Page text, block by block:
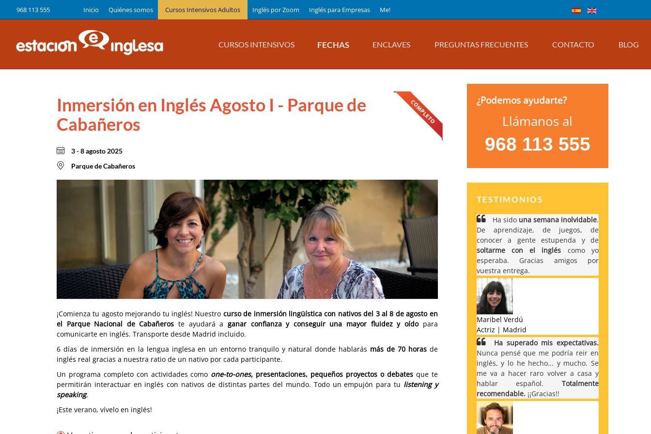
968 113 555 Inicio Quiénes somos Cursos Intensivos Adultos Inglés por Zoom Inglés para Empresas Me!
CURSOS INTENSIVOS FECHAS ENCLAVES PREGUNTAS FRECUENTES CONTACTO BLOG
Inmersión en Inglés Agosto I - Parque de
Cabañeros
3 - 8 agosto 2025
Parque de Cabañeros
¡Comienza tu agosto mejorando tu inglés! Nuestro curso de inmersión lingüística con nativos del 3 al 8 de agosto en
el Parque Nacional de Cabañeroste ayudará a ganar confianza y conseguir una mayor fluidez y oídopara
comunicarte en inglés. Transporte desde Madrid incluido.
6 días de inmersión en la lengua inglesa en un entorno tranquilo y natural donde hablarás más de 70 horasde
inglés real gracias a nuestra ratio de un nativo por cada participante.
Un programa completo con actividades como one-to-ones, presentaciones, pequeños proyectos o debates que te
permitirán interactuar en inglés con nativos de distintas partes del mundo. Todo un empujón para tu listening y
speaking.
¡Este verano, vívelo en inglés!
¿Podemos ayudarte?
Llámanos al
968 113 555
TESTIMONIOS
Ha sido una semana inolvidable.
De aprendizaje, de juegos, de
conocer a gente estupenda y de
soltarme con el inglés como yo
esperaba. Gracias amigos por
vuestra entrega.
Maribel Verdú
Actriz | Madrid
Ha superado mis expectativas.
Nunca pensé que me podría reir en
inglés, y lo he hecho... y mucho. Se
me va a hacer raro volver a casa y
hablar español.Totalmente
recomendable.¡¡Gracias!!